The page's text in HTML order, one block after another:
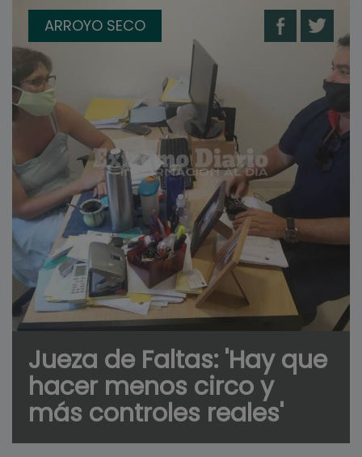
ARROYO SECO
Jueza de Faltas: 'Hay que
hacer menos circo y
más controles reales'